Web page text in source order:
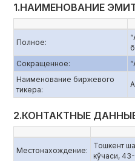
1.НАИМЕНОВАНИЕ
Полное:
Сокращенное:
Наименование биржевого
тикера:
2.КОНТАКТНЫЕ
Местонахождение:
Тошкент
кўчаси,